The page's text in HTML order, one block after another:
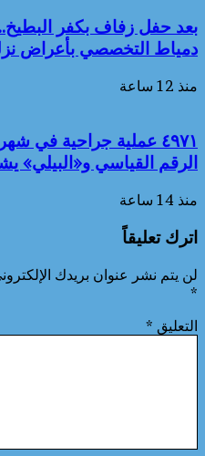
دمياط التخصصي بأعراض
منذ 12 ساعة
٤٩٧١ عملية جراحية
الرقم القياسي و«البيلي»
منذ 14 ساعة
اترك تعليقاً
لن يتم نشر عنوان بريدك
*
التعليق *